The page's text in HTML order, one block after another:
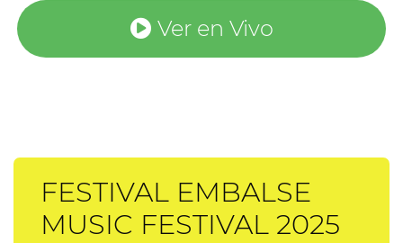
Ver en Vivo
FESTIVAL EMBALSE
MUSIC FESTIVAL 2025